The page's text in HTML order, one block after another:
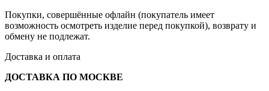
Покупки, совершённые офлайн (покупатель имеет
возможность осмотреть изделие перед покупкой), возврату и
обмену не подлежат.
Доставка и оплата
ДОСТАВКА ПО МОСКВЕ